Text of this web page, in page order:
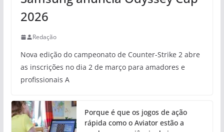
2026
Redação
Nova edição do campeonato de Counter-Strike 2 abre
as inscrições no dia 2 de março para amadores e
profissionais A
Porque é que os jogos de ação
rápida como o Aviator estão a